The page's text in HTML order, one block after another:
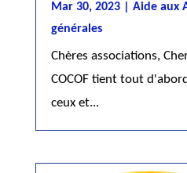
Mar 30, 2023| Aide aux
générales
Chères associations,
COCOF tient tout
ceux et...